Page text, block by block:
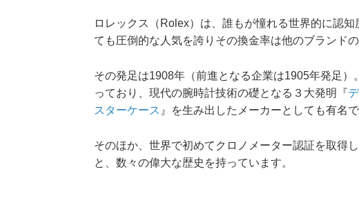
ロレックス（Rolex）は、誰もが憧れる世界的に認
ても圧倒的な人気を誇りその換金率は他のブランド
その発足は1908年（前進となる企業は1905年発足
っており、現代の腕時計技術の礎となる３大発明『
スターケース 』を生み出したメーカーとしても有名で
そのほか、世界で初めてクロノメーター認証を取得
と、数々の偉大な歴史を持っています。